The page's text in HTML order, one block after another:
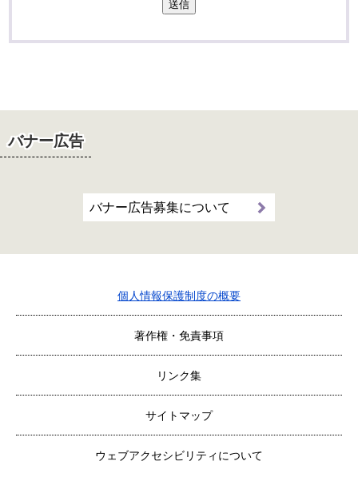
送信
バナー広告
バナー広告募集について
個人情報保護制度の概要
著作権・免責事項
リンク集
サイトマップ
ウェブアクセシビリティについて